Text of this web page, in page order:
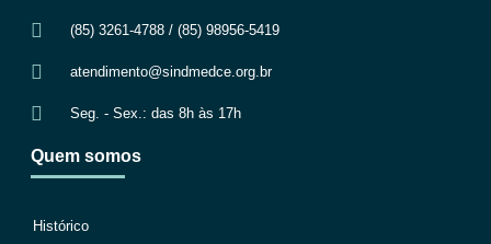
(85) 3261-4788 / (85) 98956-5419
atendimento@sindmedce.org.br
Seg. - Sex.: das 8h às 17h
Quem somos
Histórico